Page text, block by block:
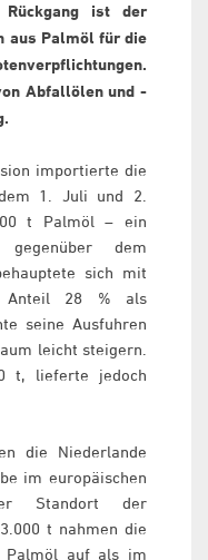
ist der
aus Palmöl für die
Abfallölen und -
importierte die
1. Juli und 2.
t Palmöl – ein
dem
sich mit
Anteil 28 % als
seine Ausfuhren
leicht steigern.
t, lieferte jedoch
die Niederlande
im europäischen
Standort der
t nahmen die
Palmöl auf als im